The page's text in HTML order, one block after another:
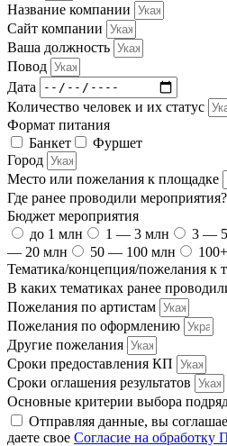
Название компании
Сайт компании
Ваша должность
Повод
Дата
Количество человек и их статус
Формат питания
Банкет
Фуршет
Город
Место или пожелания к площадке
Где ранее проводили мероприятия?
Бюджет мероприятия
до 1 млн
1 — 3 млн 3 —
— 20 млн
50 — 100 млн
Тематика/концепция/пожелания к
В каких тематиках ранее
Пожелания по артистам
Пожелания по оформлению
Другие пожелания
Сроки предоставления КП
Сроки оглашения результатов
Основные критерии выбора
Отправляя данные, вы
даете свое Согласие на обработку